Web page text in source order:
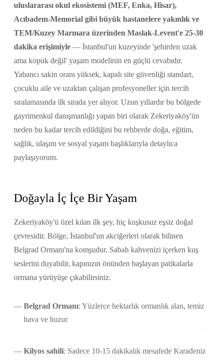
uluslararası okul ekosistemi (MEF, Enka, Hisar),
Acıbadem-Memorial gibi büyük hastanelere yakınlık ve
TEM/Kuzey Marmara üzerinden Maslak-Levent'e 25-30
dakika erişimiyle — İstanbul'un kuzeyinde 'şehirden uzak
ama kopuk değil' yaşam modelinin en güçlü cevabıdır.
Yabancı sakin oranı yüksek, kapalı site güvenliği standart,
çocuklu aile ve uzaktan çalışan profesyoneller için tercih
sıralamasında ilk sırada yer alıyor. Uzun yıllardır bu bölgede
gayrimenkul danışmanlığı yapan biri olarak Zekeriyaköy'ün
neden bu kadar tercih edildiğini bu rehberde doğa, eğitim,
sağlık, ulaşım ve sosyal yaşam başlıklarıyla detaylıca
paylaşıyorum.
Doğayla İç İçe Bir Yaşam
Zekeriyaköy'ü özel kılan ilk şey, hiç kuşkusuz eşsiz doğal
çevresidir. Bölge, İstanbul'un akciğerleri olarak bilinen
Belgrad Ormanı'na komşudur. Sabah kahvenizi içerken kuş
seslerini duyabilir, kapınızın önünden başlayan patikalarla
ormana yürüyüşe çıkabilirsiniz.
Belgrad Ormanı: Yüzlerce hektarlık ormanlık alan, temiz
hava ve huzur
Kilyos sahili: Sadece 10-15 dakikalık mesafede Karadeniz